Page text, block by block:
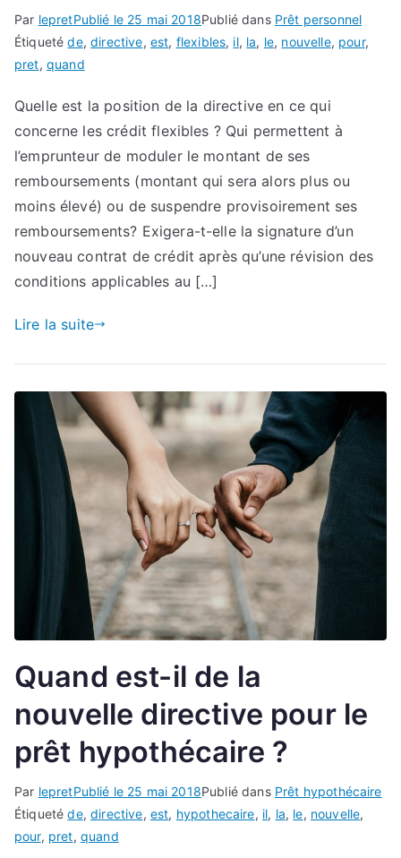
Par lepretPublié le 25 mai 2018Publié dans Prêt personnel
Étiquetéde,directive, est, flexibles, il, la, le, nouvelle, pour,
pret, quand
Quelle est la position de la directive en ce qui
concerne les crédit flexibles ? Qui permettent à
l’emprunteur de moduler le montant de ses
remboursements (montant qui sera alors plus ou
moins élevé) ou de suspendre provisoirement ses
remboursements? Exigera-t-elle la signature d’un
nouveau contrat de crédit après qu’une révision des
conditions applicables au […]
Lire la suite
Quand est-il de la
nouvelle directive pour le
prêt hypothécaire ?
Par lepretPublié le 25 mai 2018Publié dans Prêt hypothécaire
Étiquetéde,directive, est, hypothecaire, il, la, le, nouvelle,
pour, pret, quand